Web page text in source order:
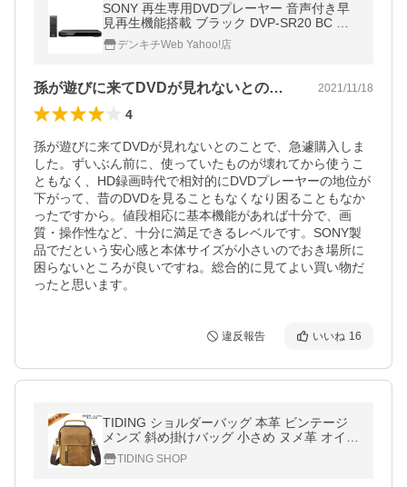
SONY 再生専用DVDプレーヤー 音声付き早
見再生機能搭載 ブラック DVP-SR20 BC ソ
ニー 〈DVPSR20BC〉
デンキチWeb Yahoo!店
孫が遊びに来てDVDが見れないとのこと… 2021/11/18
4
孫が遊びに来てDVDが見れないとのことで、急遽購入しま
した。ずいぶん前に、使っていたものが壊れてから使うこ
ともなく、HD録画時代で相対的にDVDプレーヤーの地位が
下がって、昔のDVDを見ることもなくなり困ることもなか
ったですから。値段相応に基本機能があれば十分で、画
質・操作性など、十分に満足できるレベルです。SONY製
品でだという安心感と本体サイズが小さいのでおき場所に
困らないところが良いですね。総合的に見てよい買い物だ
ったと思います。
違反報告 いいね 16
TIDING ショルダーバッグ 本革 ビンテージ
メンズ 斜め掛けバッグ 小さめ ヌメ革 オイル
レザー 2WAY カジュアル キャメル色
TIDING SHOP